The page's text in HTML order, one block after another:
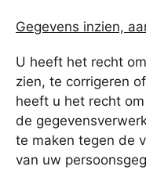
Gegevens inzien,
U heeft het recht
zien, te corrigeren
heeft u het recht
de
te maken tegen de
van uw